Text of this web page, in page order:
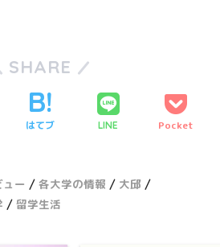
SHARE
はてブ LINE Pocket
ー 各大学の情報
大邱
留学生活